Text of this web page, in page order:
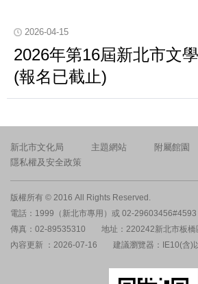
2026-04-15
2026年第16屆新北市文
(報名已截止)
新北市文化局 主題網站
附屬館園
隱私權及安全政策
版權所有 © 2016 All Rights Reserved.
電話：1999（新北市專用）或 02-29603456#4593
傳真：02-89535310
地址：220242新北市板
內容更新 ：2026-07-16
建議瀏覽器：IE10(含)